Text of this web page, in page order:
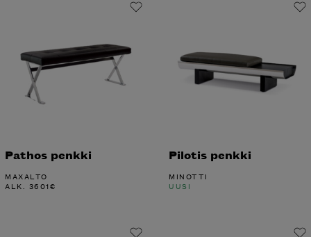
Pathos penkki
MAXALTO
ALK. 3601€
Pilotis penkki
MINOTTI
UUSI